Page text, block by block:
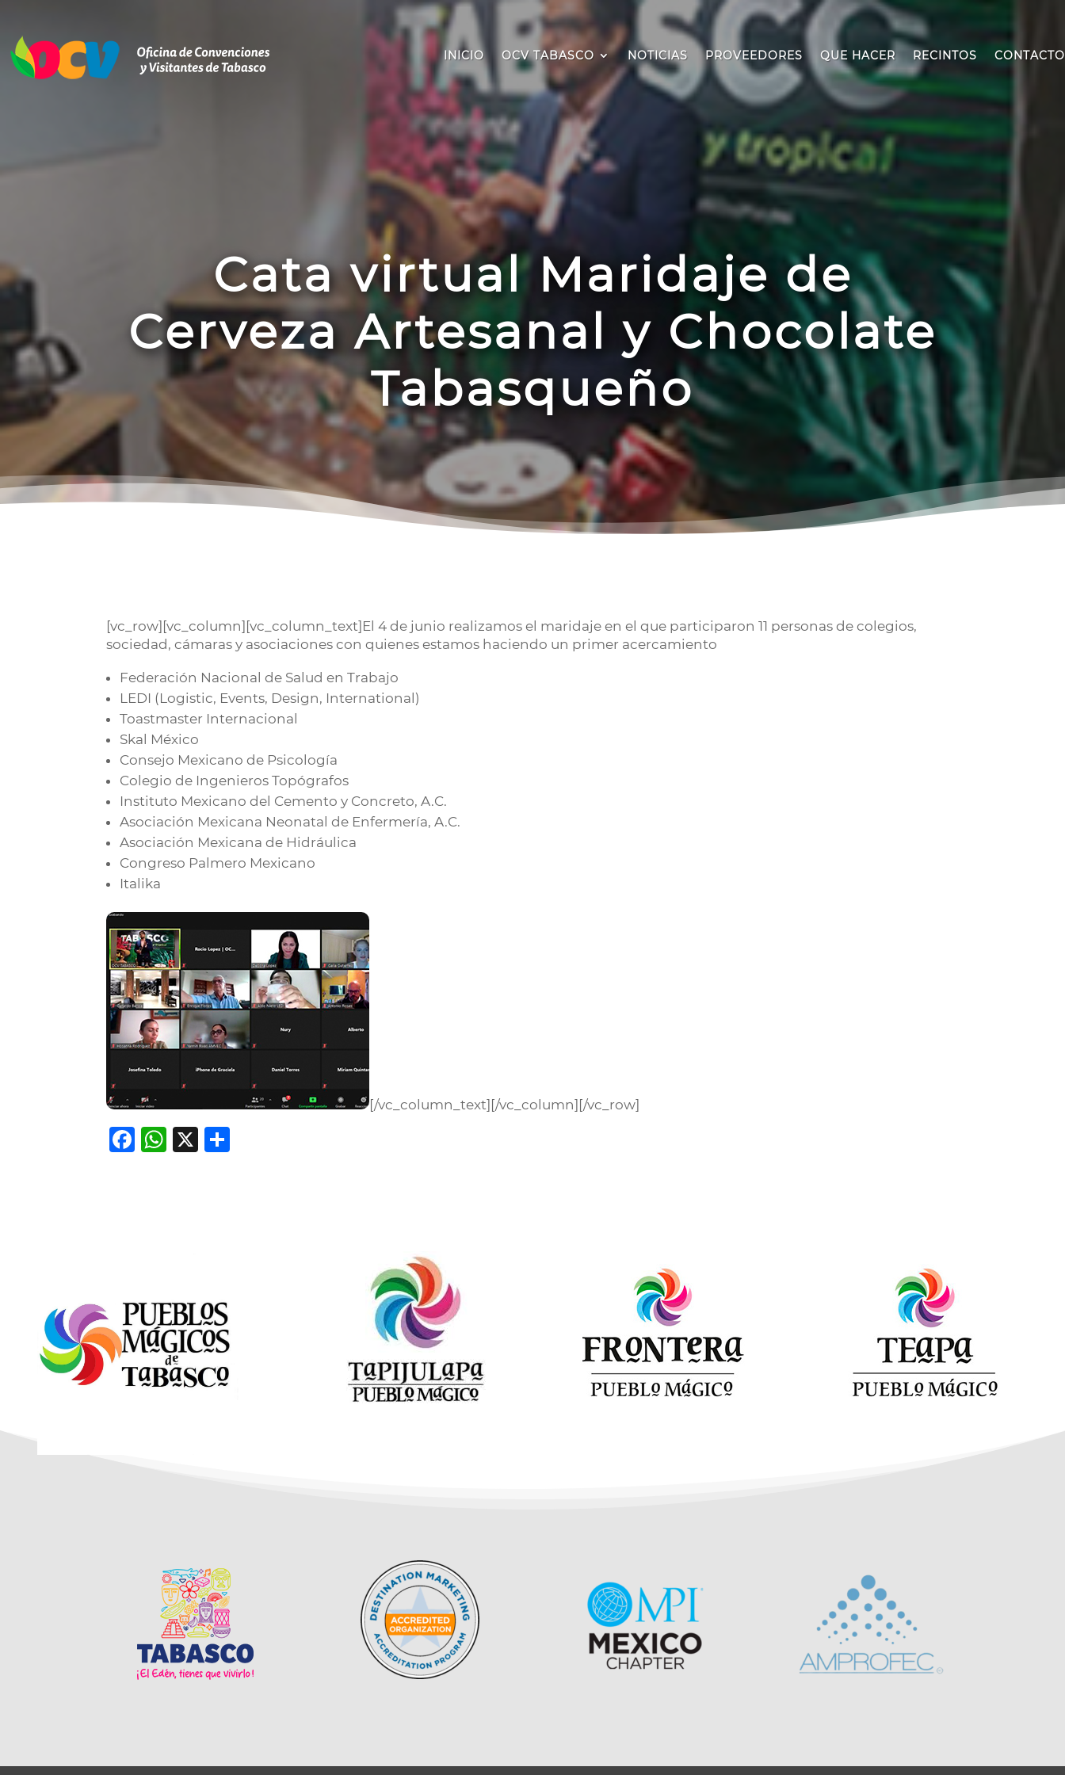
INICIO OCV TABASCO NOTICIAS PROVEEDORES QUE HACER RECINTOS CONTACTO
Cata virtual Maridaje de
Cerveza Artesanal y Chocolate
Tabasqueño
[vc_row][vc_column][vc_column_text]El 4 de junio realizamos el maridaje en el que participaron 11 personas de colegios,
sociedad, cámaras y asociaciones con quienes estamos haciendo un primer acercamiento
Federación Nacional de Salud en Trabajo
LEDI (Logistic, Events, Design, International)
Toastmaster Internacional
Skal México
Consejo Mexicano de Psicología
Colegio de Ingenieros Topógrafos
Instituto Mexicano del Cemento y Concreto, A.C.
Asociación Mexicana Neonatal de Enfermería, A.C.
Asociación Mexicana de Hidráulica
Congreso Palmero Mexicano
Italika
[/vc_column_text][/vc_column][/vc_row]
Facebook
WhatsApp
X